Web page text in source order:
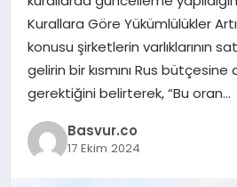
Kurallara Göre Yükümlülükler
konusu şirketlerin varlıklarının
gelirin bir kısmını Rus bütçesine
gerektiğini belirterek, “Bu oran…
Basvur.co
17 Ekim 2024